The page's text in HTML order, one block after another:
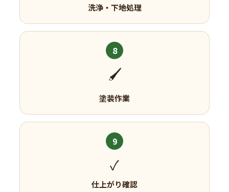
洗浄・下地処理
8
🖌
塗装作業
9
✓
仕上がり確認